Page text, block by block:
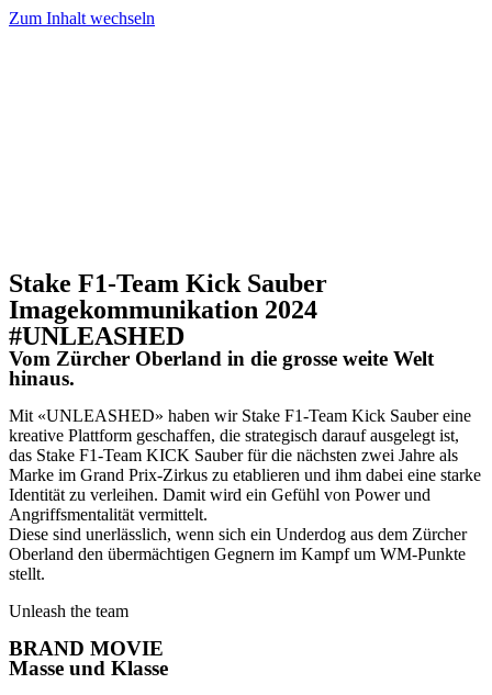
Zum Inhalt wechseln
Stake F1-Team Kick Sauber
Imagekommunikation 2024
#UNLEASHED
Vom Zürcher Oberland in die grosse weite Welt
hinaus.
Mit «UNLEASHED» haben wir Stake F1-Team Kick Sauber eine
kreative Plattform geschaffen, die strategisch darauf ausgelegt ist,
das Stake F1-Team KICK Sauber für die nächsten zwei Jahre als
Marke im Grand Prix-Zirkus zu etablieren und ihm dabei eine starke
Identität zu verleihen. Damit wird ein Gefühl von Power und
Angriffsmentalität vermittelt.
Diese sind unerlässlich, wenn sich ein Underdog aus dem Zürcher
Oberland den übermächtigen Gegnern im Kampf um WM-Punkte
stellt.
Unleash the team
BRAND MOVIE
Masse und Klasse